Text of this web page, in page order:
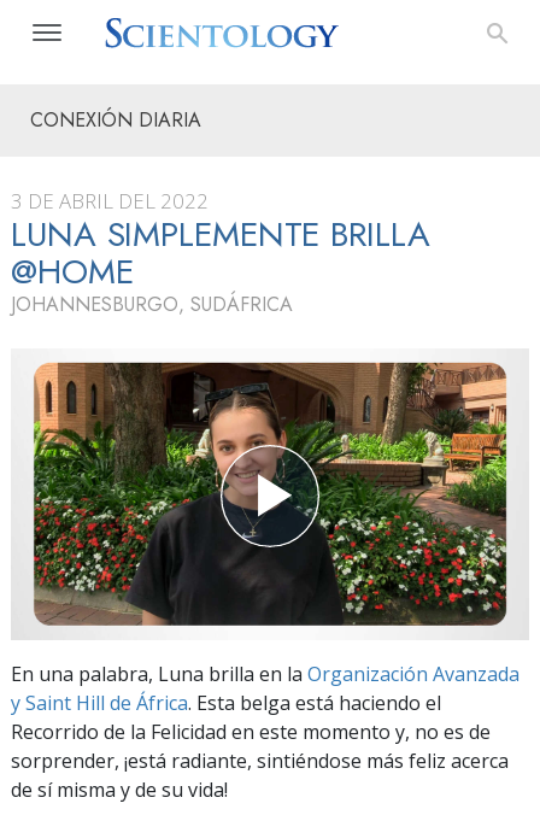
CONEXIÓN DIARIA
3 DE ABRIL DEL 2022
LUNA SIMPLEMENTE BRILLA
@HOME
JOHANNESBURGO, SUDÁFRICA
En una palabra, Luna brilla en la Organización Avanzada
y Saint Hill de África. Esta belga está haciendo el
Recorrido de la Felicidad en este momento y, no es de
sorprender, ¡está radiante, sintiéndose más feliz acerca
de sí misma y de su vida!